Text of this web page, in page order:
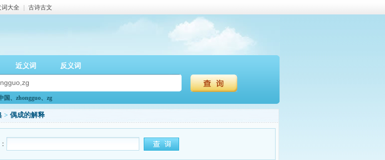
词大全 古诗古文
近义词 反义词
、zhongguo、zg
> 偶成的解释